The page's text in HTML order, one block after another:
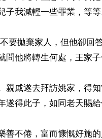
我減輕一些罪業，等等
問他將轉生何處，王家
親戚遂去拜訪姚家，得
遂得此子，如同老天賜給
善不倦，富而慷慨好施